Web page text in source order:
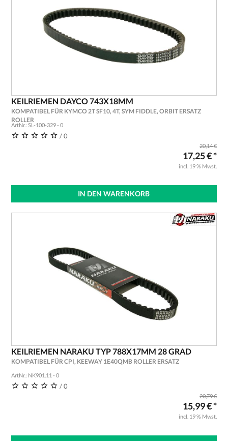
KEILRIEMEN DAYCO 743X18MM
KOMPATIBEL FÜR KYMCO 2T SF10, 4T, SYM FIDDLE, ORBIT ERSATZ
ROLLER
ArtNr.: SL-100-329 - 0
/ 0
20,14 €
17,25 € *
incl. 19 % Mwst.
IN DEN WARENKORB
KEILRIEMEN NARAKU TYP 788X17MM 28 GRAD
KOMPATIBEL FÜR CPI, KEEWAY 1E40QMB ROLLER ERSATZ
ArtNr.: NK901.11 - 0
/ 0
20,79 €
15,99 € *
incl. 19 % Mwst.